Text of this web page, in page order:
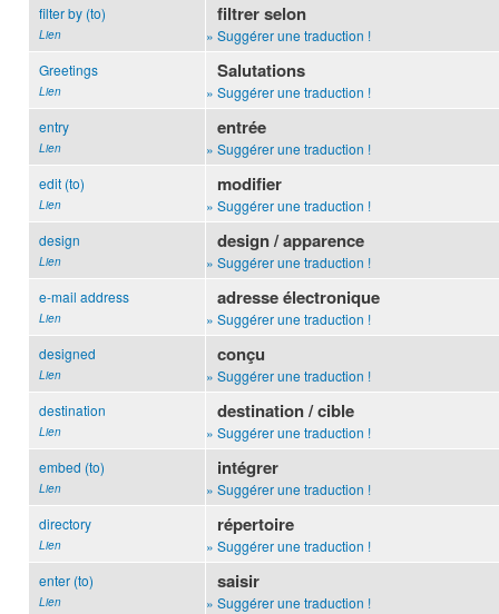
filter by (to)
Lien
filtrer selon
» Suggérer une traduction !
Greetings
Lien
Salutations
» Suggérer une traduction !
entry
Lien
entrée
» Suggérer une traduction !
edit (to)
Lien
modifier
» Suggérer une traduction !
design
Lien
design / apparence
» Suggérer une traduction !
e-mail address
Lien
adresse électronique
» Suggérer une traduction !
designed
Lien
conçu
» Suggérer une traduction !
destination
Lien
destination / cible
» Suggérer une traduction !
embed (to)
Lien
intégrer
» Suggérer une traduction !
directory
Lien
répertoire
» Suggérer une traduction !
enter (to)
Lien
saisir
» Suggérer une traduction !